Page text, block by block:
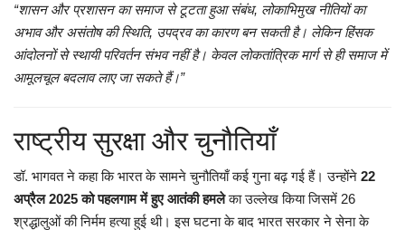
“शासन और प्रशासन का समाज से टूटता हुआ संबंध, लोकाभिमुख नीतियों का
अभाव और असंतोष की स्थिति, उपद्रव का कारण बन सकती है। लेकिन हिंसक
आंदोलनों से स्थायी परिवर्तन संभव नहीं है। केवल लोकतांत्रिक मार्ग से ही समाज में
आमूलचूल बदलाव लाए जा सकते हैं।”
राष्ट्रीय सुरक्षा और चुनौतियाँ
डॉ. भागवत ने कहा कि भारत के सामने चुनौतियाँ कई गुना बढ़ गई हैं। उन्होंने 22
अप्रैल 2025 को पहलगाम में हुए आतंकी हमलेका उल्लेख किया जिसमें 26
श्रद्धालुओं की निर्मम हत्या हुई थी। इस घटना के बाद भारत सरकार ने सेना के